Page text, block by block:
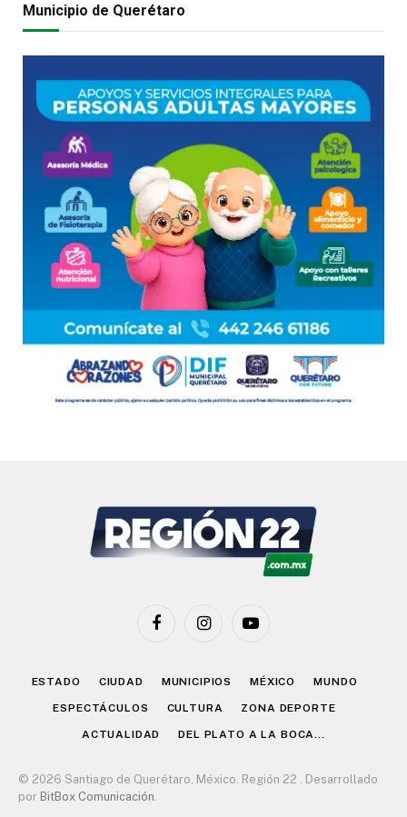
Municipio de Querétaro
FacebookInstagramYouTube
ESTADO CIUDAD MUNICIPIOS MÉXICO MUNDO
ESPECTÁCULOS CULTURA ZONA DEPORTE
ACTUALIDAD DEL PLATO A LA BOCA…
© 2026 Santiago de Querétaro, México. Región 22 . Desarrollado
por BitBox Comunicación